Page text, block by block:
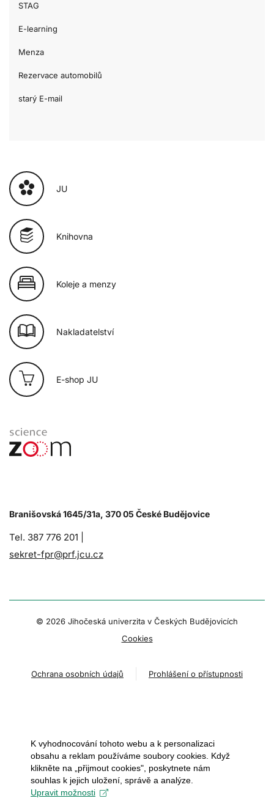
STAG
E-learning
Menza
Rezervace automobilů
starý E-mail
JU
Knihovna
Koleje a menzy
Nakladatelství
E-shop JU
Branišovská 1645/31a, 370 05 České Budějovice
Tel. 387 776 201 |
sekret-fpr@prf.jcu.cz
© 2026 Jihočeská univerzita v Českých Budějovicích
Cookies
Ochrana osobních údajů Prohlášení o přístupnosti
K vyhodnocování tohoto webu a k personalizaci
obsahu a reklam používáme soubory cookies. Když
klikněte na „přijmout cookies", poskytnete nám
souhlas k jejich uložení, správě a analýze.
Upravit možnosti